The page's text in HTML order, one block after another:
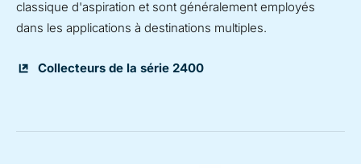
classique d'aspiration et sont généralement employés
dans les applications à destinations multiples.
Collecteurs de la série 2400